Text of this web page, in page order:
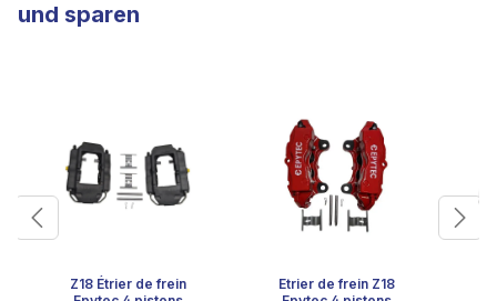
und sparen
Z18 Étrier de frein
Etrier de frein Z18